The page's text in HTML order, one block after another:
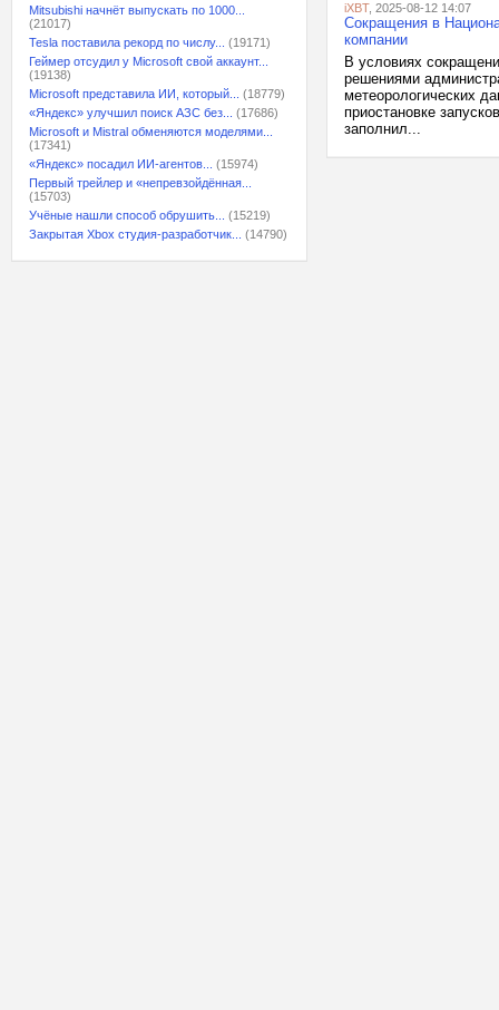
Mitsubishi начнёт выпускать по 1000...
(21017)
Tesla поставила рекорд по числу...
(19171)
Геймер отсудил у Microsoft свой аккаунт...
(19138)
Microsoft представила ИИ, который...
(18779)
«Яндекс» улучшил поиск АЗС без...
(17686)
Microsoft и Mistral обменяются моделями...
(17341)
«Яндекс» посадил ИИ-агентов...
(15974)
Первый трейлер и «непревзойдённая...
(15703)
Учёные нашли способ обрушить...
(15219)
Закрытая Xbox студия-разработчик...
(14790)
iXBT, 2025-08-12 14:07
Сокращения в
компании
В условиях
решениями
метеорологических
приостановке
заполнил...